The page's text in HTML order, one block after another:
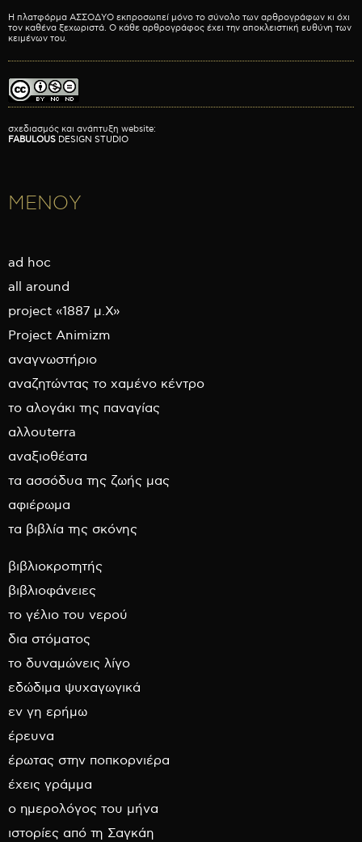
Η πλατφόρμα ΑΣΣΟΔΥΟ εκπροσωπεί μόνο το σύνολο των αρθρογράφων κι όχι
τον καθένα ξεχωριστά. Ο κάθε αρθρογράφος έχει την αποκλειστική ευθύνη των
κειμένων του.
σχεδιασμός και ανάπτυξη website:
FABULOUS DESIGN STUDIO
ΜΕΝΟΥ
ad hoc
all around
project «1887 μ.Χ»
Project Animizm
αναγνωστήριο
αναζητώντας το χαμένο κέντρο
το αλογάκι της παναγίας
αλλουterra
αναξιοθέατα
τα ασσόδυα της ζωής μας
αφιέρωμα
τα βιβλία της σκόνης
βιβλιοκροτητής
βιβλιοφάνειες
το γέλιο του νερού
δια στόματος
το δυναμώνεις λίγο
εδώδιμα ψυχαγωγικά
εν γη ερήμω
έρευνα
έρωτας στην ποπκορνιέρα
έχεις γράμμα
ο ημερολόγος του μήνα
ιστορίες από τη Σαγκάη